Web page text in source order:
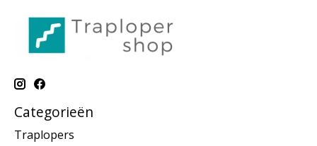
Categorieën
Traplopers